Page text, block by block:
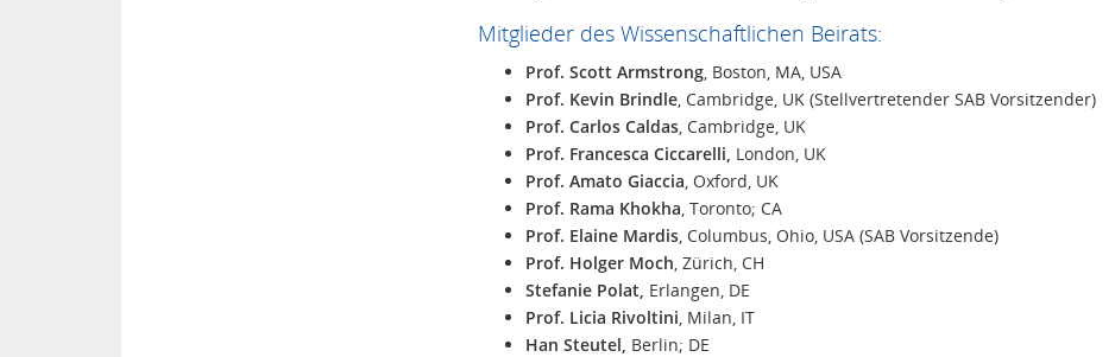
Mitglieder des Wissenschaftlichen Beirats:
Prof. Scott Armstrong, Boston, MA, USA
Prof. Kevin Brindle, Cambridge, UK (Stellvertretender SAB Vorsitzender)
Prof. Carlos Caldas, Cambridge, UK
Prof. Francesca Ciccarelli, London, UK
Prof. Amato Giaccia, Oxford, UK
Prof. Rama Khokha, Toronto; CA
Prof. Elaine Mardis, Columbus, Ohio, USA (SAB Vorsitzende)
Prof. Holger Moch, Zürich, CH
Stefanie Polat, Erlangen, DE
Prof. Licia Rivoltini, Milan, IT
Han Steutel, Berlin; DE